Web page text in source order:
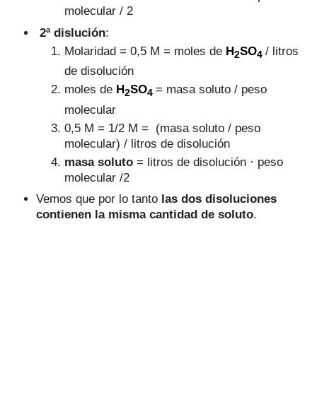
molecular / 2
2ª dislución:
Molaridad = 0,5 M = moles de H2SO4/ litros
de disolución
moles de H2SO4= masa soluto / peso
molecular
0,5 M = 1/2 M = (masa soluto / peso
molecular) / litros de disolución
masa soluto = litros de disolución · peso
molecular /2
Vemos que por lo tanto las dos disoluciones
contienen la misma cantidad de soluto.